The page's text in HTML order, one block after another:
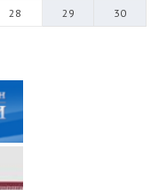
28 29
30